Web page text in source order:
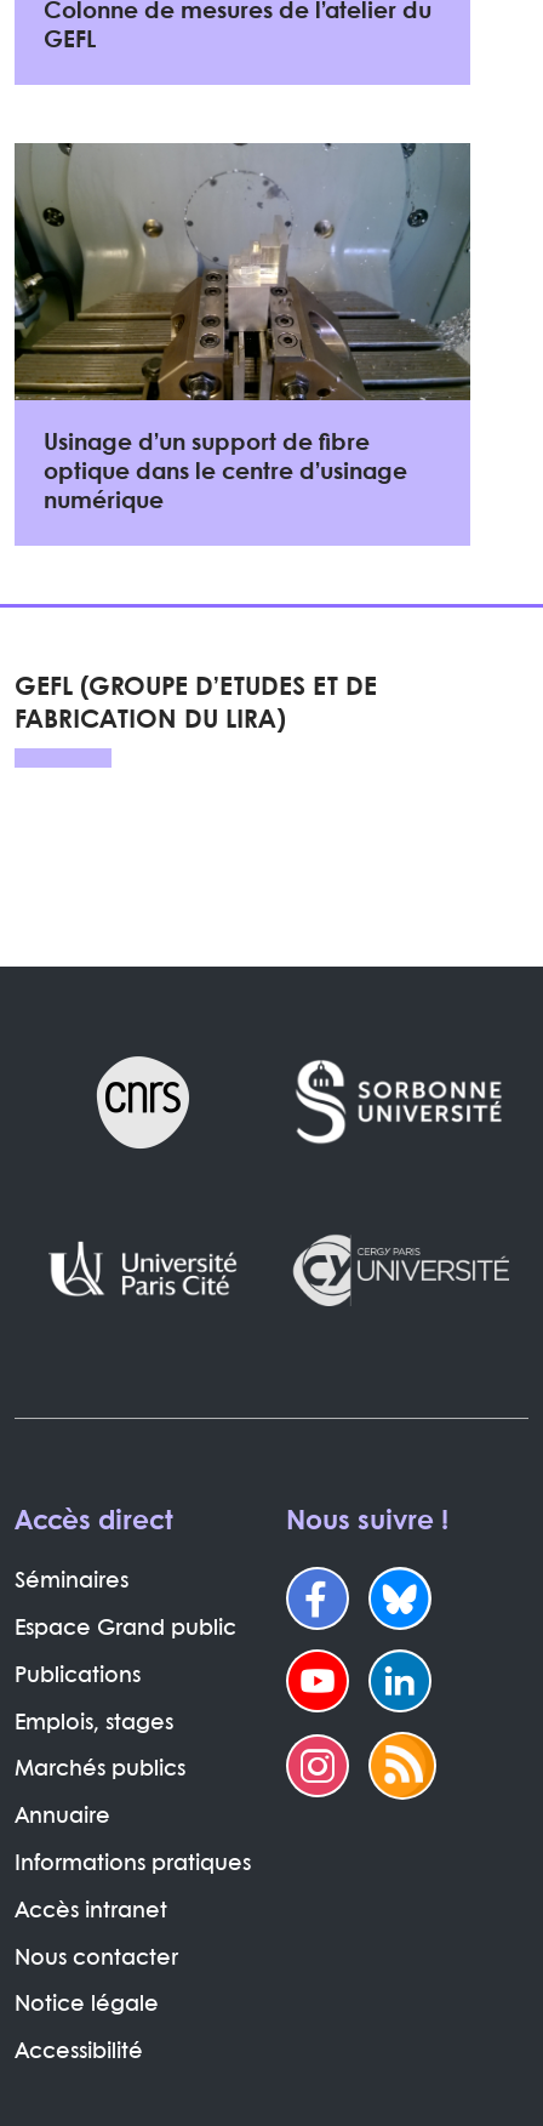
Colonne de mesures de l’atelier du
GEFL
Usinage d’un support de fibre
optique dans le centre d’usinage
numérique
GEFL (GROUPE D’ETUDES ET DE
FABRICATION DU LIRA)
Accès direct
Séminaires
Espace Grand public
Publications
Emplois, stages
Marchés publics
Annuaire
Informations pratiques
Accès intranet
Nous contacter
Notice légale
Accessibilité
Nous suivre !